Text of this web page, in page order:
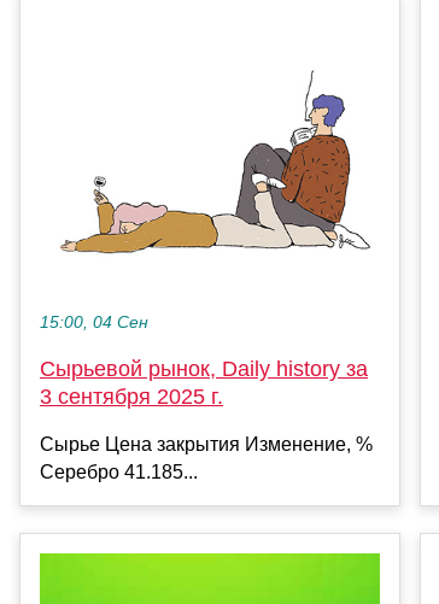
15:00, 04 Сен
Сырьевой рынок, Daily history за
3 сентября 2025 г.
Сырье Цена закрытия Изменение, %
Серебро 41.185...